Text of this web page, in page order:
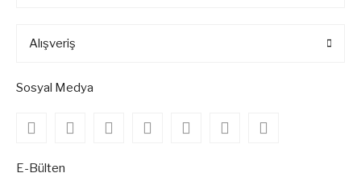
Alışveriş
Sosyal Medya
E-Bülten